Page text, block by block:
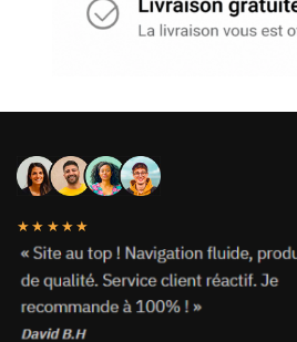
★★★★★